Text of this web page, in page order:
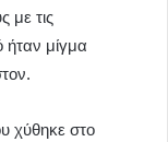
με τις
ήταν μίγμα
χύθηκε στο